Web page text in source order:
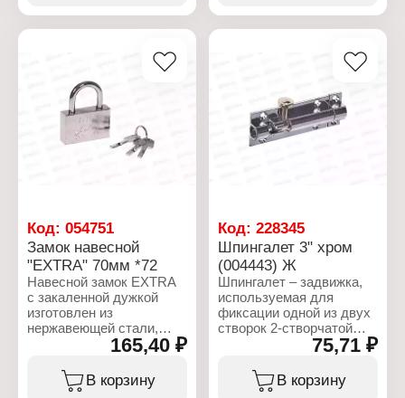
Навесные замки широко
используются в
различных бытовых и
помещениях.
Предназначен для
запирания гаражей,
складов, магазинов и
других помещений.
Материал:
хромированная сталь
Размер: 60 мм
Тип товара: Замок
Вид: навесной
Размер: 60 мм
Код: 054751
Замок навесной
"EXTRA" 70мм *72
Навесной замок EXTRA
с закаленной дужкой
изготовлен из
нержавеющей стали,
имеет литой корпус
корпусе нанесена
декоративная
165,40 ₽
В корзину
Код:228345
Шпингалет 3" хром
(004443) Ж
Шпингалет – задвижка,
используемая для
фиксации одной из двух
створок 2-створчатой
двери. Шпингалет
разделения
пространства между
75,71 ₽
В корзину